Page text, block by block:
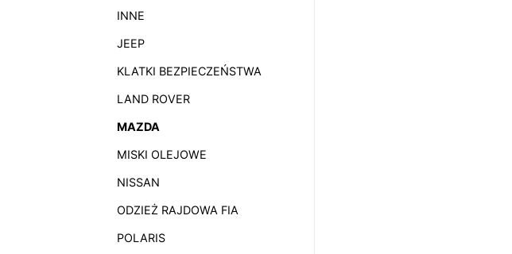
INNE
JEEP
KLATKI BEZPIECZEŃSTWA
LAND ROVER
MAZDA
MISKI OLEJOWE
NISSAN
ODZIEŻ RAJDOWA FIA
POLARIS